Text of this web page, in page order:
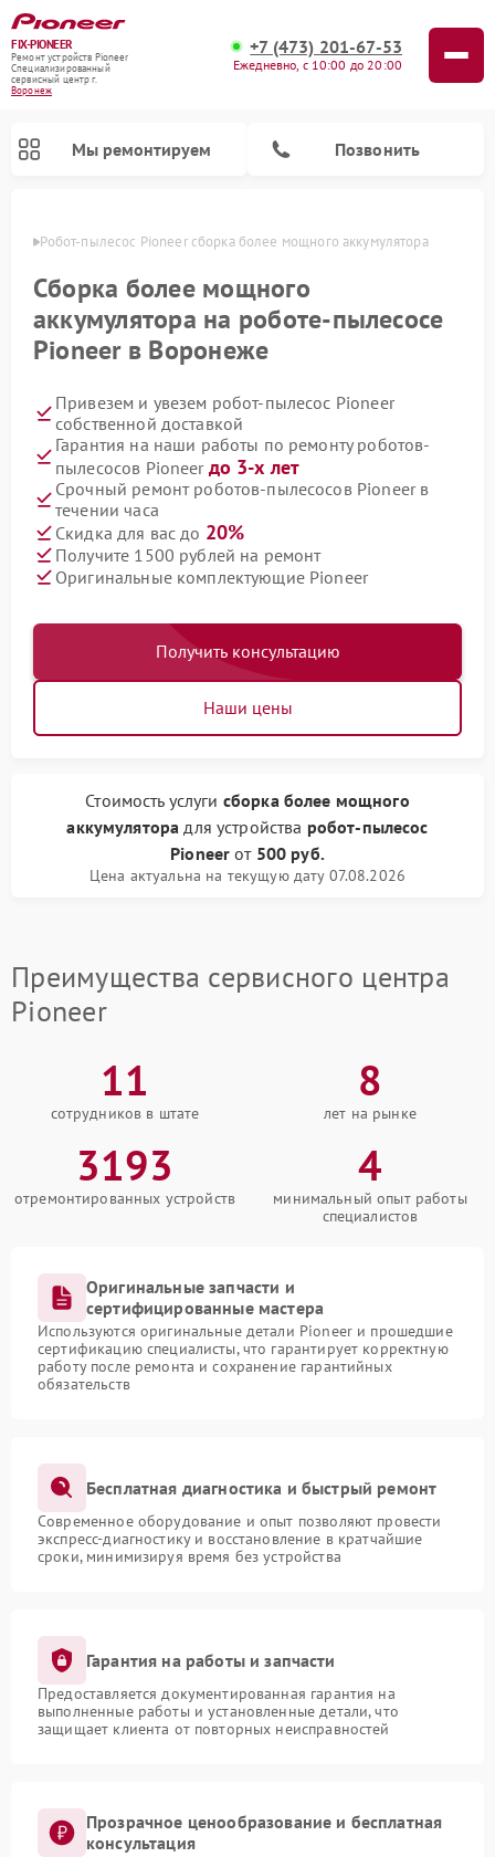
FIX-PIONEER
Ремонт устройств Pioneer
Специализированный
cервисный центр г.
Воронеж
+7 (473) 201-67-53
Ежедневно, с 10:00 до 20:00
Мы ремонтируем Позвонить
Робот-пылесос Pioneer сборка более мощного аккумулятора
Сборка более мощного
аккумулятора на роботе-пылесосе
Pioneer в Воронеже
Привезем и увезем робот-пылесос Pioneer
собственной доставкой
Гарантия на наши работы по ремонту роботов-
пылесосов Pioneer до 3-х лет
Срочный ремонт роботов-пылесосов Pioneer в
течении часа
Скидка для вас до 20%
Получите 1500 рублей на ремонт
Оригинальные комплектующие Pioneer
Получить консультацию
Наши цены
Стоимость услуги сборка более мощного
аккумулятора для устройства робот-пылесос
Pioneer от 500 руб.
Цена актуальна на текущую дату 07.08.2026
Преимущества сервисного центра
Pioneer
11
сотрудников в штате
8
лет на рынке
3193
отремонтированных устройств
4
минимальный опыт работы
специалистов
Оригинальные запчасти и
сертифицированные мастера
Используются оригинальные детали Pioneer и прошедшие
сертификацию специалисты, что гарантирует корректную
работу после ремонта и сохранение гарантийных
обязательств
Бесплатная диагностика и быстрый ремонт
Современное оборудование и опыт позволяют провести
экспресс-диагностику и восстановление в кратчайшие
сроки, минимизируя время без устройства
Гарантия на работы и запчасти
Предоставляется документированная гарантия на
выполненные работы и установленные детали, что
защищает клиента от повторных неисправностей
Прозрачное ценообразование и бесплатная
консультация